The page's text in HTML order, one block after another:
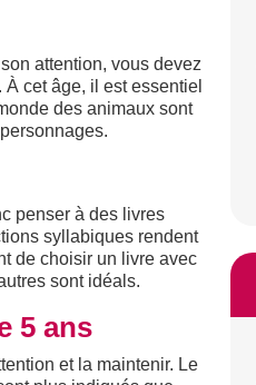
attention, vous devez
cet âge, il est essentiel
des animaux sont
penser à des livres
syllabiques rendent
de choisir un livre avec
sont idéals.
5 ans
et la maintenir. Le